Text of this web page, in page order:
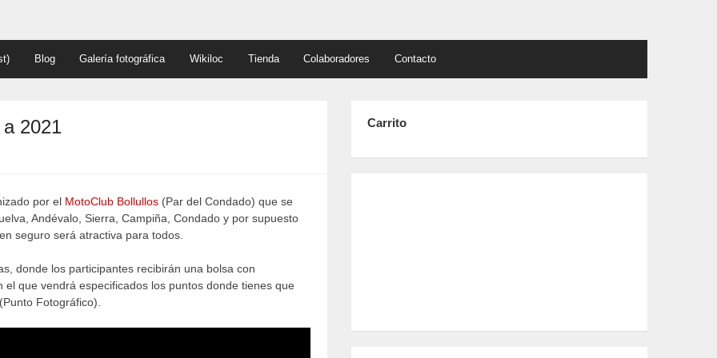
Blog Galería fotográfica Wikiloc Tienda Colaboradores Contacto
2021
por el MotoClub Bollullos (Par del Condado) que se
Andévalo, Sierra, Campiña, Condado y por supuesto
seguro será atractiva para todos.
donde los participantes recibirán una bolsa con
que vendrá especificados los puntos donde tienes que
Fotográfico).
Carrito